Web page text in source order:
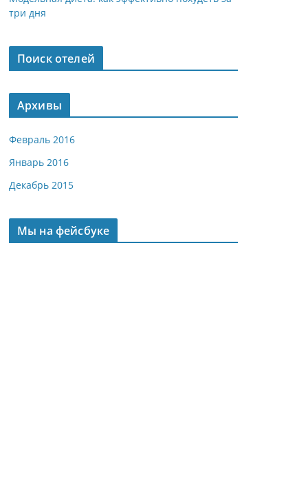
три дня
Поиск отелей
Архивы
Февраль 2016
Январь 2016
Декабрь 2015
Мы на фейсбуке